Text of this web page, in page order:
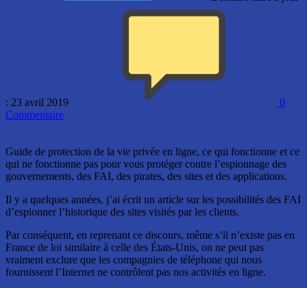
: 23 avril 2019
0
Commentaire
Guide de protection de la vie privée en ligne, ce qui fonctionne et ce
qui ne fonctionne pas pour vous protéger contre l’espionnage des
gouvernements, des FAI, des pirates, des sites et des applications.
Il y a quelques années, j’ai écrit un article sur les possibilités des FAI
d’espionner l’historique des sites visités par les clients.
Par conséquent, en reprenant ce discours, même s’il n’existe pas en
France de loi similaire à celle des États-Unis, on ne peut pas
vraiment exclure que les compagnies de téléphone qui nous
fournissent l’Internet ne contrôlent pas nos activités en ligne.